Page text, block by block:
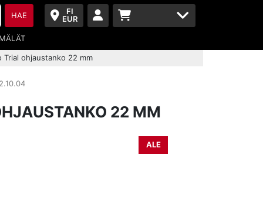
FI
EUR
HAE
Trial ohjaustanko 22 mm
22 MM
ALE